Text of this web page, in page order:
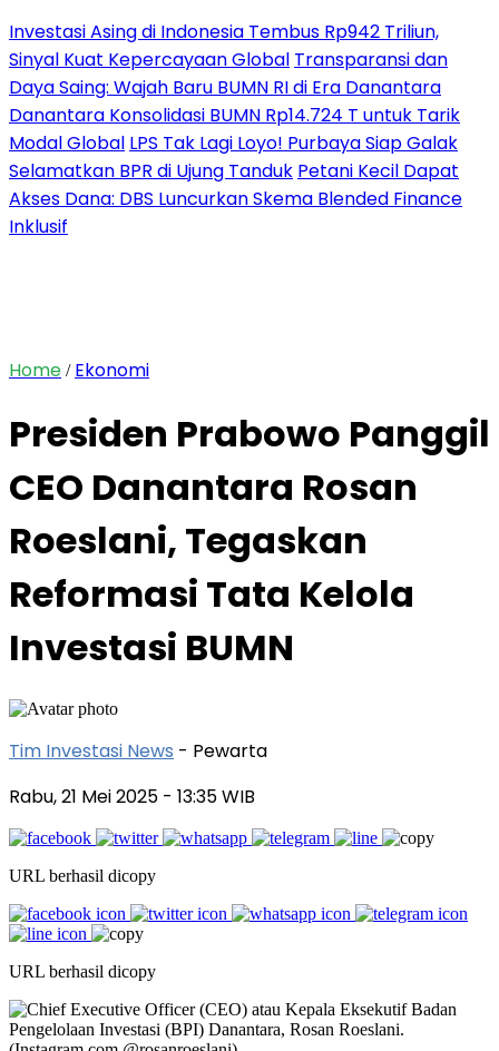
Investasi Asing di Indonesia Tembus Rp942 Triliun,
Sinyal Kuat Kepercayaan Global Transparansi dan
Daya Saing: Wajah Baru BUMN RI di Era Danantara
Danantara Konsolidasi BUMN Rp14.724 T untuk Tarik
Modal Global LPS Tak Lagi Loyo! Purbaya Siap Galak
Selamatkan BPR di Ujung Tanduk Petani Kecil Dapat
Akses Dana: DBS Luncurkan Skema Blended Finance
Inklusif
Home / Ekonomi
Presiden Prabowo Panggil
CEO Danantara Rosan
Roeslani, Tegaskan
Reformasi Tata Kelola
Investasi BUMN
Tim Investasi News - Pewarta
Rabu, 21 Mei 2025 - 13:35 WIB
URL berhasil dicopy
URL berhasil dicopy